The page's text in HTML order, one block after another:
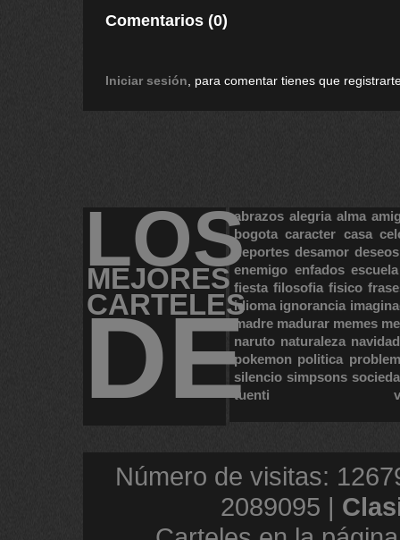
Comentarios (0)
Iniciar sesión , para comentar tienes que
LOS
MEJORES
CARTELES
DE
abrazos alegria alma
bogota caracter casa
deportes desamor deseos
enemigo enfados escuela
fiesta filosofia fisico
idioma ignorancia
madre madurar memes
naruto naturaleza navidad
pokemon politica
silencio simpsons
tuenti
Número de visitas:
2089095 |